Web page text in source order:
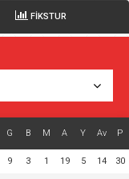
FİKSTUR
G B M A Y Av P
9 3 1 19 5 14 30